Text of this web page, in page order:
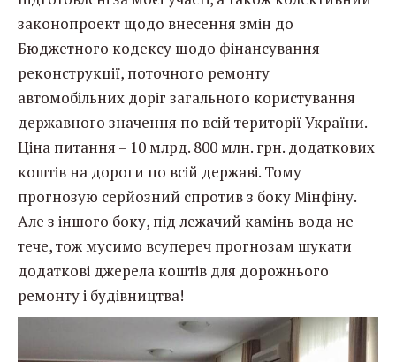
законопроект щодо внесення змін до
Бюджетного кодексу щодо фінансування
реконструкції, поточного ремонту
автомобільних доріг загального користування
державного значення по всій території України.
Ціна питання – 10 млрд. 800 млн. грн. додаткових
коштів на дороги по всій державі. Тому
прогнозую серйозний спротив з боку Мінфіну.
Але з іншого боку, під лежачий камінь вода не
тече, тож мусимо всупереч прогнозам шукати
додаткові джерела коштів для дорожнього
ремонту і будівництва!